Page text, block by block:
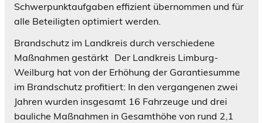
Schwerpunktaufgaben effizient übernommen und für
alle Beteiligten optimiert werden.
Brandschutz im Landkreis durch verschiedene
Maßnahmen gestärkt Der Landkreis Limburg-
Weilburg hat von der Erhöhung der Garantiesumme
im Brandschutz profitiert: In den vergangenen zwei
Jahren wurden insgesamt 16 Fahrzeuge und drei
bauliche Maßnahmen in Gesamthöhe von rund 2,1